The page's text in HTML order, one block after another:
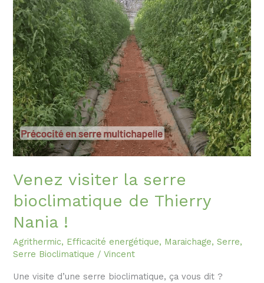
Venez visiter la serre
bioclimatique de Thierry
Nania !
Agrithermic, Efficacité energétique, Maraichage,Serre,
Serre Bioclimatique /Vincent
Une visite d’une serre bioclimatique, ça vous dit ?
la
serre
bioclimatique
de
Thierry
Nania
!